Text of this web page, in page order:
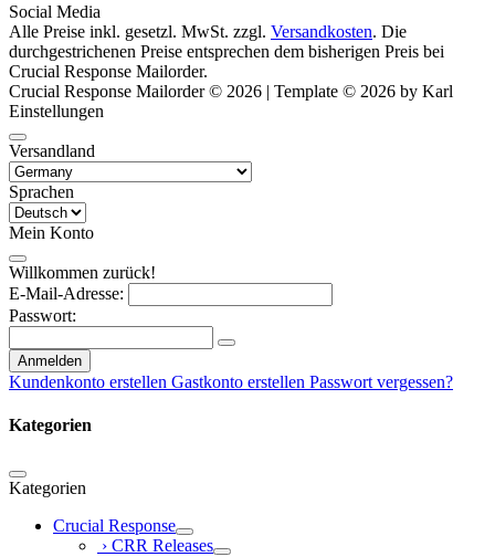
Social Media
Alle Preise inkl. gesetzl. MwSt. zzgl. Versandkosten. Die
durchgestrichenen Preise entsprechen dem bisherigen Preis bei
Crucial Response Mailorder.
Crucial Response Mailorder © 2026 | Template © 2026 by Karl
Einstellungen
Versandland
Sprachen
Mein Konto
Willkommen zurück!
E-Mail-Adresse:
Passwort:
Anmelden
Kundenkonto erstellen Gastkonto erstellen Passwort vergessen?
Kategorien
Kategorien
Crucial Response
› CRR Releases